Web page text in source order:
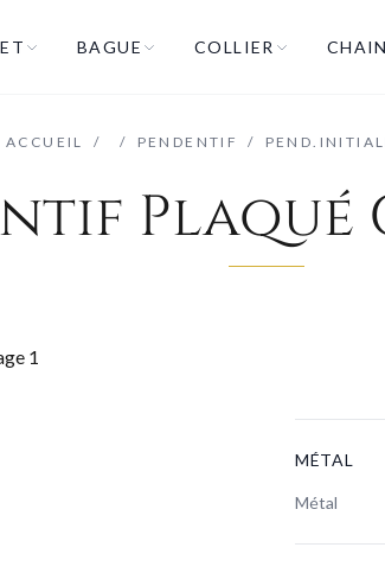
BAGUE COLLIER
ACCUEIL / / PENDENTIF /
Plaqué
MÉTAL
Métal